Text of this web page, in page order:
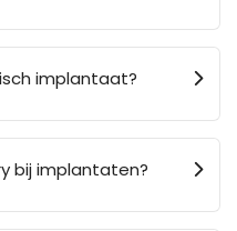
implantaat?
bij implantaten?